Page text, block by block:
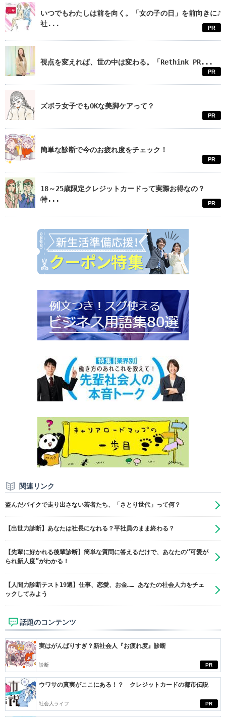
いつでもわたしは前を向く。「女の子の日」を前向きに♪
社...
PR
視点を変えれば、世の中は変わる。「Rethink PR...
PR
ズボラ女子でもOKな美脚ケアって？
PR
簡単な診断で今のお疲れ度をチェック！
PR
18～25歳限定クレジットカードって実際お得なの？
特...
PR
関連リンク
盗んだバイクで走り出さない若者たち、「さとり世代」って何？
【出世力診断】あなたは社長になれる？平社員のまま終わる？
【先輩に好かれる後輩診断】簡単な質問に答えるだけで、あなたの“可愛が
られ新人度”がわかる！
【人間力診断テスト19選】仕事、恋愛、お金…… あなたの社会人力をチェ
ックしてみよう
話題のコンテンツ
PR
実はがんばりすぎ？新社会人『お疲れ度』診断
診断
PR
ウワサの真実がここにある！？ クレジットカードの都市伝説
社会人ライフ